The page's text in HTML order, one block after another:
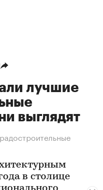
лучшие
выглядят
в столице